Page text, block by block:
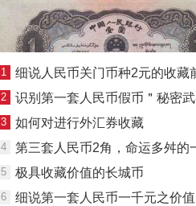
1 细说人民币关门币种2元的收藏
2 识别第一套人民币假币＂秘密武
3 如何对进行外汇券收藏
4 第三套人民币2角，命运多舛的
5 极具收藏价值的长城币
6 细说第一套人民币一千元之价值